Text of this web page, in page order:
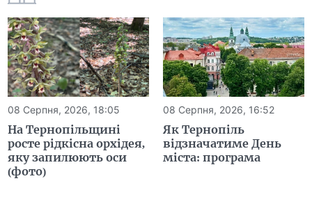
08 Серпня, 2026, 18:05
На Тернопільщині
росте рідкісна орхідея,
яку запилюють оси
(фото)
08 Серпня, 2026, 16:52
Як Тернопіль
відзначатиме День
міста: програма